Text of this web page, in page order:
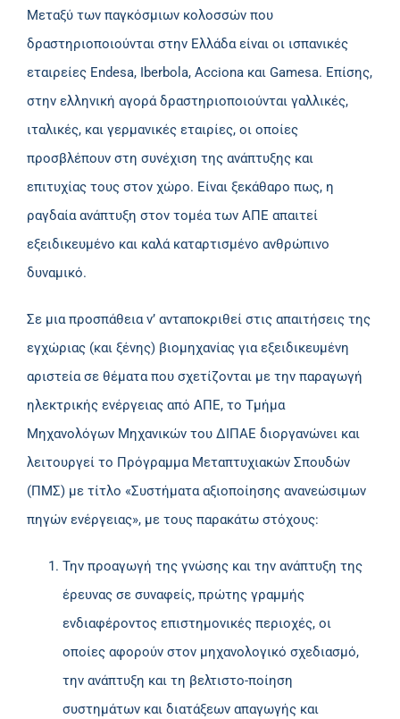
Μεταξύ των παγκόσμιων κολοσσών που
δραστηριοποιούνται στην Ελλάδα είναι οι ισπανικές
εταιρείες Endesa, Iberbola, Acciona και Gamesa. Επίσης,
στην ελληνική αγορά δραστηριοποιούνται γαλλικές,
ιταλικές, και γερμανικές εταιρίες, οι οποίες
προσβλέπουν στη συνέχιση της ανάπτυξης και
επιτυχίας τους στον χώρο. Είναι ξεκάθαρο πως, η
ραγδαία ανάπτυξη στον τομέα των ΑΠΕ απαιτεί
εξειδικευμένο και καλά καταρτισμένο ανθρώπινο
δυναμικό.
Σε μια προσπάθεια ν’ ανταποκριθεί στις απαιτήσεις της
εγχώριας (και ξένης) βιομηχανίας για εξειδικευμένη
αριστεία σε θέματα που σχετίζονται με την παραγωγή
ηλεκτρικής ενέργειας από ΑΠΕ, το Τμήμα
Μηχανολόγων Μηχανικών του ΔΙΠΑΕ διοργανώνει και
λειτουργεί το Πρόγραμμα Μεταπτυχιακών Σπουδών
(ΠΜΣ) με τίτλο «Συστήματα αξιοποίησης ανανεώσιμων
πηγών ενέργειας», με τους παρακάτω στόχους:
Την προαγωγή της γνώσης και την ανάπτυξη της
έρευνας σε συναφείς, πρώτης γραμμής
ενδιαφέροντος επιστημονικές περιοχές, οι
οποίες αφορούν στον μηχανολογικό σχεδιασμό,
την ανάπτυξη και τη βελτιστο-ποίηση
συστημάτων και διατάξεων απαγωγής και